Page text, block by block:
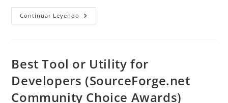
Continuar Leyendo Best
Project
Community
Choice
Best Tool or Utility for
Developers (SourceForge.net
Community Choice Awards)